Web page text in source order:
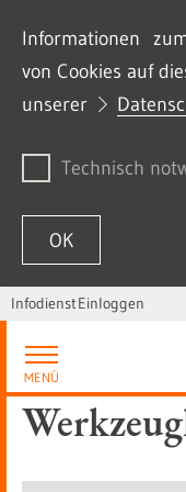
Informationen
von Cookies auf
unserer
Technisch
OK
Zum Inhalt
InfodienstEinloggen
MENÜ